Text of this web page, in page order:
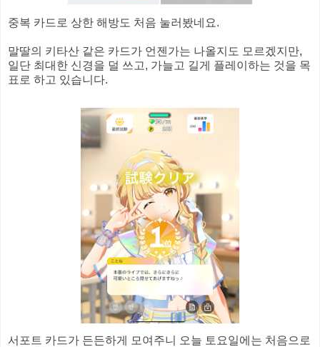
중복 카드로 상한 해방도 처음 눌러봤네요.
말딸의 키타산 같은 카드가 언젠가는 나올지도 모르겠지만,
일단 최대한 신경을 덜 쓰고, 가늘고 길게 플레이하는 것을 목
표로 하고 있습니다.
서포트 카드가 든든하게 모여주니 오늘 토요일에는 처음으로